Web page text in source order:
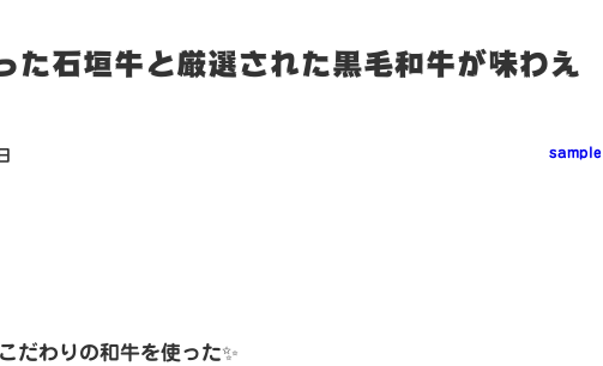
た石垣牛と厳選された黒毛和牛が味わえ
sample
だわりの和牛を使った✨